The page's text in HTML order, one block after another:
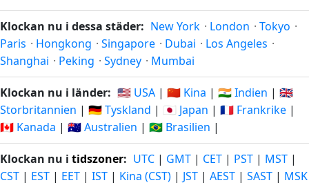
Klockan nu i dessa städer: New York · London · Tokyo ·
Paris · Hongkong · Singapore · Dubai · Los Angeles ·
Shanghai · Peking · Sydney · Mumbai
Klockan nu i länder: 🇺🇸 USA | 🇨🇳 Kina | 🇮🇳 Indien | 🇬🇧
Storbritannien | 🇩🇪 Tyskland | 🇯🇵 Japan | 🇫🇷 Frankrike |
🇨🇦 Kanada | 🇦🇺 Australien | 🇧🇷 Brasilien |
Klockan nu i tidszoner: UTC | GMT | CET | PST | MST |
CST | EST | EET | IST | Kina (CST) | JST | AEST | SAST | MSK